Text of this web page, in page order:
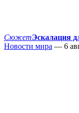
СюжетЭскалация
Новости мира — 6